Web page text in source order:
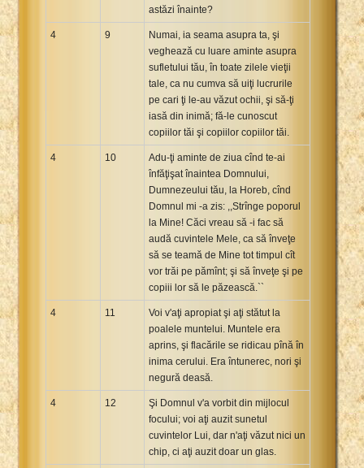
astăzi înainte?
4 9
Numai, ia seama asupra ta, şi
veghează cu luare aminte asupra
sufletului tău, în toate zilele vieţii
tale, ca nu cumva să uiţi lucrurile
pe cari ţi le-au văzut ochii, şi să-ţi
iasă din inimă; fă-le cunoscut
copiilor tăi şi copiilor copiilor tăi.
4 10
Adu-ţi aminte de ziua cînd te-ai
înfăţişat înaintea Domnului,
Dumnezeului tău, la Horeb, cînd
Domnul mi -a zis: ,,Strînge poporul
la Mine! Căci vreau să -i fac să
audă cuvintele Mele, ca să înveţe
să se teamă de Mine tot timpul cît
vor trăi pe pămînt; şi să înveţe şi pe
copiii lor să le păzească.``
4 11
Voi v'aţi apropiat şi aţi stătut la
poalele muntelui. Muntele era
aprins, şi flacările se ridicau pînă în
inima cerului. Era întunerec, nori şi
negură deasă.
4 12
Şi Domnul v'a vorbit din mijlocul
focului; voi aţi auzit sunetul
cuvintelor Lui, dar n'aţi văzut nici un
chip, ci aţi auzit doar un glas.